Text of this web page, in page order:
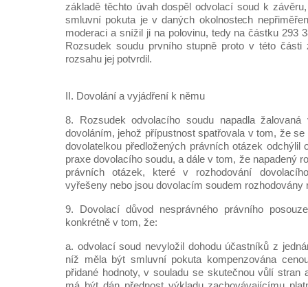
základě těchto úvah dospěl odvolací soud k
smluvní pokuta je v daných okolnostech
moderaci a snížil ji na polovinu, tedy na částku 293
Rozsudek soudu prvního stupně proto v této
rozsahu jej potvrdil.
II. Dovolání a vyjádření k němu
8. Rozsudek odvolacího soudu napadla
dovoláním, jehož přípustnost spatřovala v tom, že
dovolatelkou předložených právních otázek odchýlil
praxe dovolacího soudu, a dále v tom, že napadený
právních otázek, které v rozhodování
vyřešeny nebo jsou dovolacím soudem rozhodovány
9. Dovolací důvod nesprávného právního
konkrétně v tom, že:
a. odvolací soud nevyložil dohodu účastníků z
níž měla být smluvní pokuta kompenzována
přidané hodnoty, v souladu se skutečnou vůlí stran